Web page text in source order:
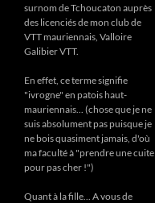
surnom de Tchoucaton auprès
des licenciés de mon club de
VTT mauriennais, Valloire
Galibier VTT.
En effet, ce terme signifie
"ivrogne" en patois haut-
mauriennais... (chose que je ne
suis absolument pas puisque je
ne bois quasiment jamais, d'où
ma faculté à "prendre une cuite
pour pas cher !")
Quant à la fille... A vous de